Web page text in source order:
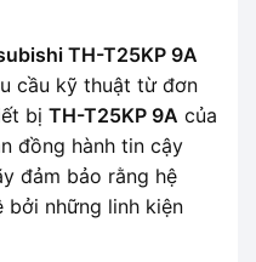
TH-T25KP 9A
cầu kỹ thuật từ đơn
bị TH-T25KP 9A của
đồng hành tin cậy
đảm bảo rằng hệ
bởi những linh kiện